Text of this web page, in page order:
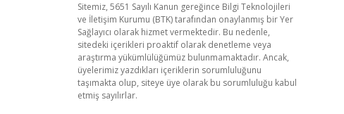
Sitemiz, 5651 Sayılı Kanun gereğince Bilgi Teknolojileri
ve İletişim Kurumu (BTK) tarafından onaylanmış bir Yer
Sağlayıcı olarak hizmet vermektedir. Bu nedenle,
sitedeki içerikleri proaktif olarak denetleme veya
araştırma yükümlülüğümüz bulunmamaktadır. Ancak,
üyelerimiz yazdıkları içeriklerin sorumluluğunu
taşımakta olup, siteye üye olarak bu sorumluluğu kabul
etmiş sayılırlar.